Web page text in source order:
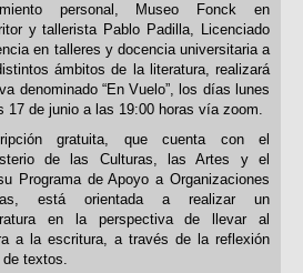
personal, Museo Fonck en
y tallerista Pablo Padilla, Licenciado
en talleres y docencia universitaria a
ámbitos de la literatura, realizará
denominado “En Vuelo”, los días lunes
17 de junio a las 19:00 horas vía zoom.
gratuita, que cuenta con el
de las Culturas, las Artes y el
Programa de Apoyo a Organizaciones
está orientada a realizar un
en la perspectiva de llevar al
a la escritura, a través de la reflexión
de textos.